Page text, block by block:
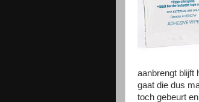
aanbrengt blijft
gaat die dus
toch gebeurt